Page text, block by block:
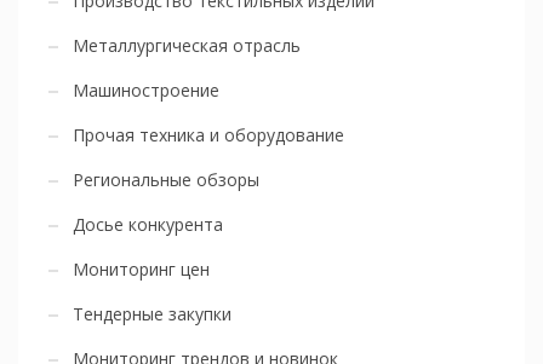
Металлургическая отрасль
Машиностроение
Прочая техника и оборудование
Региональные обзоры
Досье конкурента
Мониторинг цен
Тендерные закупки
Мониторинг трендов и новинок